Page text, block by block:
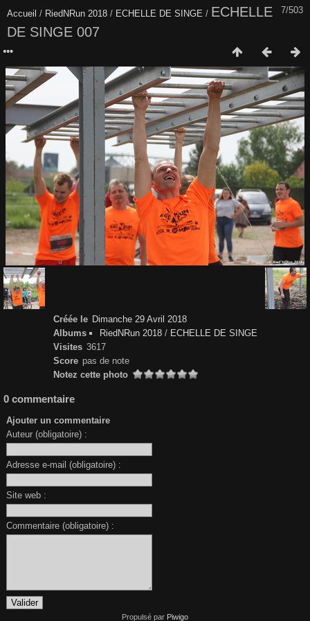
7/503
Accueil / RiedNRun 2018 / ECHELLE DE SINGE / ECHELLE
DE SINGE 007
Créée le Dimanche 29 Avril 2018
Albums
RiedNRun 2018 / ECHELLE DE SINGE
Visites 3617
Score pas de note
Notez cette photo
0 commentaire
Ajouter un commentaire
Auteur (obligatoire) :
Adresse e-mail (obligatoire) :
Site web :
Commentaire (obligatoire) :
Propulsé par Piwigo